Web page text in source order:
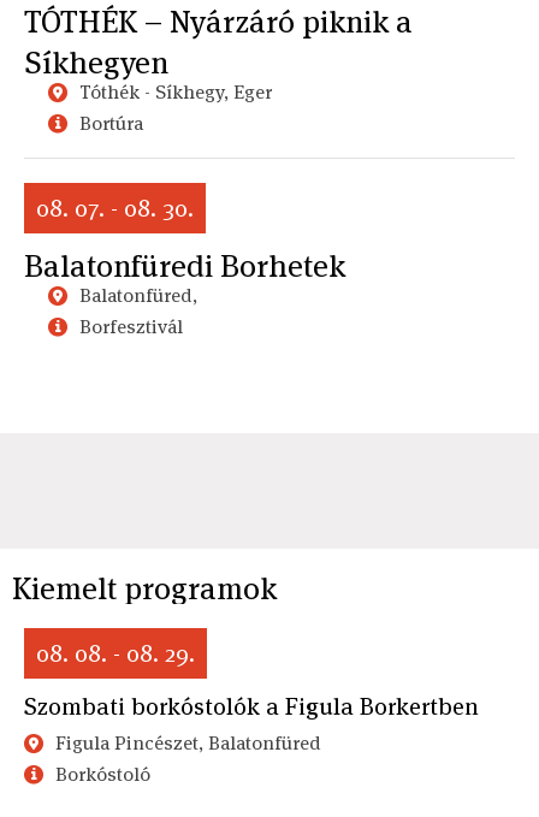
TÓTHÉK – Nyárzáró piknik a
Síkhegyen
Tóthék - Síkhegy, Eger
Bortúra
08. 07. - 08. 30.
Balatonfüredi Borhetek
Balatonfüred,
Borfesztivál
Kiemelt programok
08. 08. - 08. 29.
Szombati borkóstolók a Figula Borkertben
Figula Pincészet, Balatonfüred
Borkóstoló